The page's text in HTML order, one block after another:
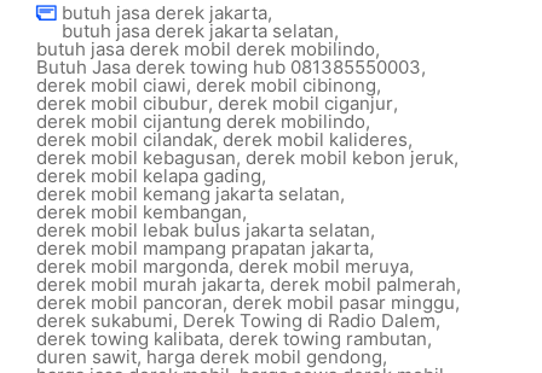
butuh jasa derek jakarta,
butuh jasa derek jakarta selatan,
butuh jasa derek mobil derek mobilindo,
Butuh Jasa derek towing hub 081385550003,
derek mobil ciawi, derek mobil cibinong,
derek mobil cibubur, derek mobil ciganjur,
derek mobil cijantung derek mobilindo,
derek mobil cilandak,derek mobil kalideres,
derek mobil kebagusan, derek mobil kebon jeruk,
derek mobil kelapa gading,
derek mobil kemang jakarta selatan,
derek mobil kembangan,
derek mobil lebak bulus jakarta selatan,
derek mobil mampang prapatan jakarta,
derek mobil margonda,derek mobil meruya,
derek mobil murah jakarta, derek mobil palmerah,
derek mobil pancoran, derek mobil pasar minggu,
derek sukabumi, Derek Towing di Radio Dalem,
derek towing kalibata, derek towing rambutan,
duren sawit,harga derek mobil gendong,